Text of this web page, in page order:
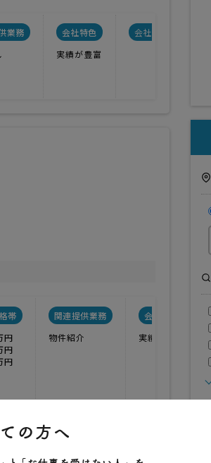
業務
会社特色
実績が豊富
会社規模
帯
円
円
円
関連提供業務
物件紹介
会社特色
実績が豊富